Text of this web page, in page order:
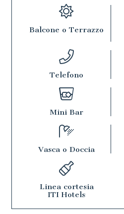
Balcone o Terrazzo
Telefono
Mini Bar
Vasca o Doccia
Linea cortesia
ITI Hotels